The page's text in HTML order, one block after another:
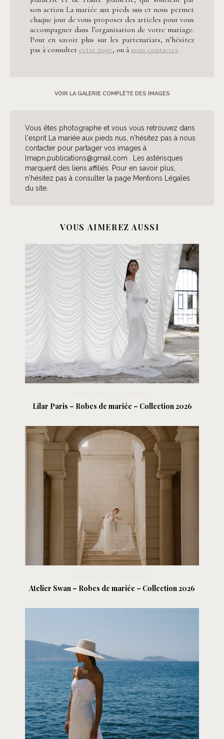
son action La mariée aux pieds nus et nous permet
chaque jour de vous proposer des articles pour vous
accompagner dans l’organisation de votre mariage.
Pour en savoir plus sur les partenariats, n’hésitez
pas à consulter cette page, ou à nous contacter.
VOIR LA GALERIE COMPLÈTE DES IMAGES
Vous êtes photographe et vous vous retrouvez dans
l'esprit La mariée aux pieds nus, n'hésitez pas à nous
contacter pour partager vos images à
lmapn.publications@gmail.com . Les astérisques
marquent des liens affiliés. Pour en savoir plus,
n'hésitez pas à consulter la page Mentions Légales
du site.
VOUS AIMEREZ AUSSI
Lilar Paris – Robes de mariée – Collection 2026
Atelier Swan – Robes de mariée – Collection 2026